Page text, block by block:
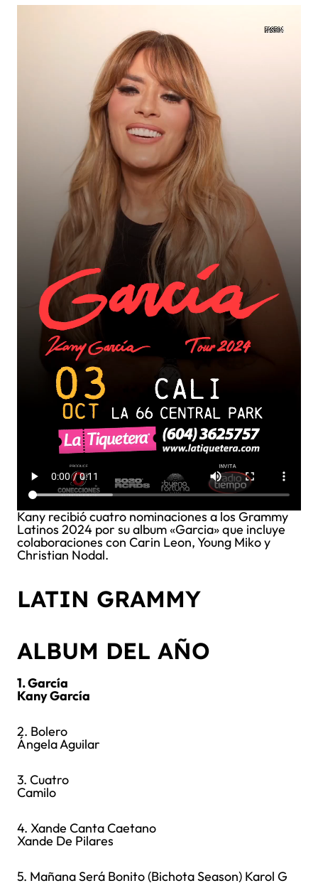
Kany recibió cuatro nominaciones a los Grammy
Latinos 2024 por su album «Garcia» que incluye
colaboraciones con Carin Leon, Young Miko y
Christian Nodal.
LATIN GRAMMY
ALBUM DEL AÑO
1. García
Kany García
2. Bolero
Ángela Aguilar
3. Cuatro
Camilo
4. Xande Canta Caetano
Xande De Pilares
5. Mañana Será Bonito (Bichota Season) Karol G